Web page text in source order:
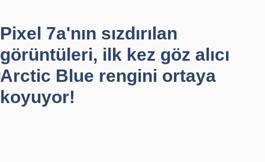
Pixel 7a'nın sızdırılan
görüntüleri, ilk kez göz alıcı
Arctic Blue rengini ortaya
koyuyor!